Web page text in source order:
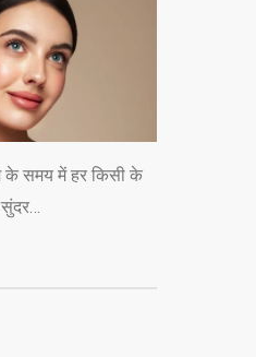
समय में हर किसी के
सुंदर…